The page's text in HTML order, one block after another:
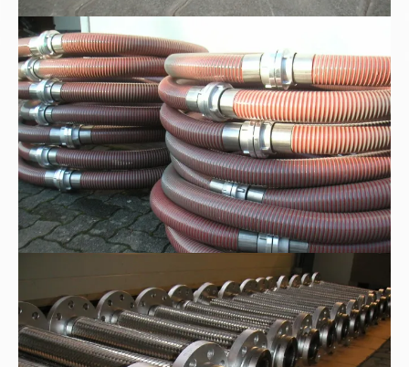
Kunststoff-Spiralschläuche
Metall-Edelstahlwellschläuche